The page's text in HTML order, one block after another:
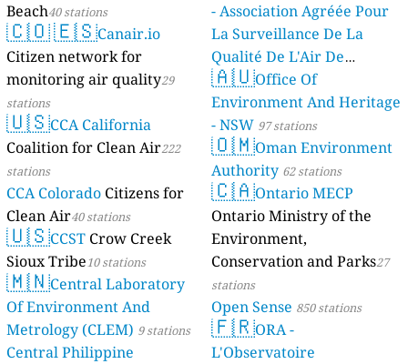
Beach40 stations
🇨🇴🇪🇸Canair.io
Citizen network for
monitoring air quality29
stations
🇺🇸CCA California
Coalition for Clean Air222
stations
CCA Colorado Citizens for
Clean Air40 stations
🇺🇸CCST Crow Creek
Sioux Tribe10 stations
🇲🇳Central Laboratory
Of Environment And
Metrology (CLEM) 9 stations
Central Philippine
- Association Agréée Pour
La Surveillance De La
Qualité De L'Air De
Mayotte 4 stations
🇦🇺Office Of
Environment And Heritage
- NSW 97 stations
🇴🇲Oman Environment
Authority 62 stations
🇨🇦Ontario MECP
Ontario Ministry of the
Environment,
Conservation and Parks27
stations
Open Sense 850 stations
🇫🇷ORA -
L'Observatoire